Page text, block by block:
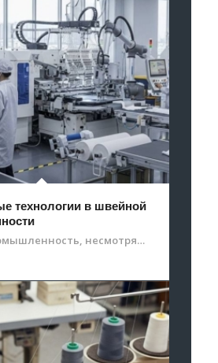
технологии в швейной
несмотря…